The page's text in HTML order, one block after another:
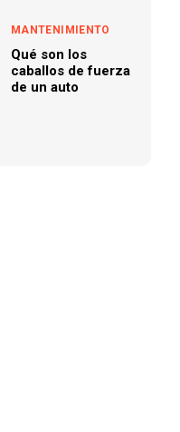
MANTENIMIENTO
Qué son los
caballos de fuerza
de un auto